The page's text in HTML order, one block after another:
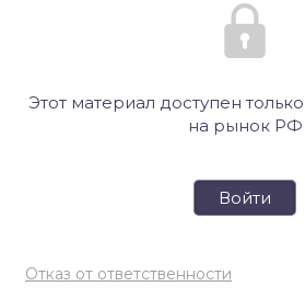
Этот материал доступен
на рынок РФ
Войти
Отказ от ответственности